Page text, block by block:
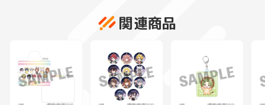
関連商品